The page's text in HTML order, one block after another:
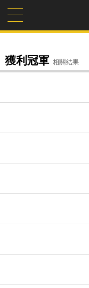
獲利冠軍 相關結果